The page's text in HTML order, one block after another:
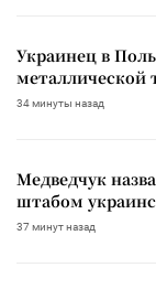
Украинец в
металлической
34 минуты назад
Медведчук
штабом
37 минут назад